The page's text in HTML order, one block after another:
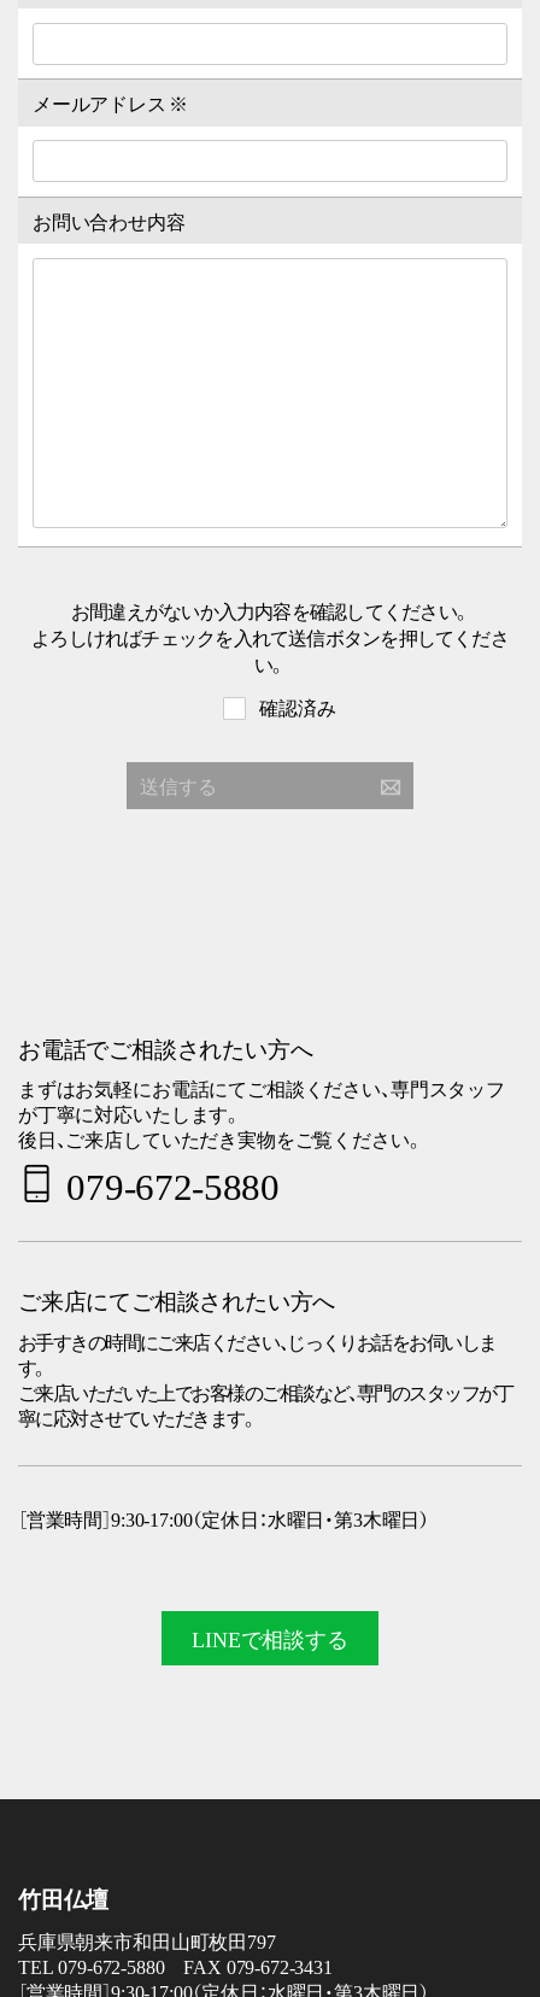
メールアドレス ※
お問い合わせ内容
お間違えがないか入力内容を確認してください。
よろしければチェックを入れて送信ボタンを押してくださ
い。
確認済み
お電話でご相談されたい方へ
まずはお気軽にお電話にてご相談ください、専門スタッフ
が丁寧に対応いたします。
後日、ご来店していただき実物をご覧ください。
079-672-5880
ご来店にてご相談されたい方へ
お手すきの時間にご来店ください、じっくりお話をお伺いしま
す。
ご来店いただいた上でお客様のご相談など、専門のスタッフが丁
寧に応対させていただきます。
［営業時間］9:30-17:00（定休日：水曜日・第3木曜日）
LINEで相談する
竹田仏壇
兵庫県朝来市和田山町枚田797
TEL 079-672-5880 FAX 079-672-3431
［営業時間］9:30-17:00（定休日：水曜日・第3木曜日）